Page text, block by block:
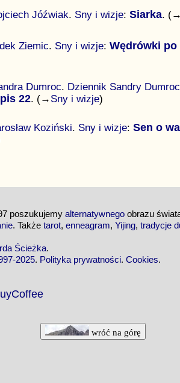
Jóźwiak. Sny i wizje:Siarka. (→
Ziemic. Sny i wizje: Wędrówki po
Dumroc. Dziennik Sandry Dumroc
22. (→ Sny i wizje)
Koziński. Sny i wizje:Sen o
poszukujemy alternatywnego obrazu
. Także tarot, enneagram, Yijing, tradycje
Ścieżka.
2025. Polityka prywatności. Cookies.
wróć na górę